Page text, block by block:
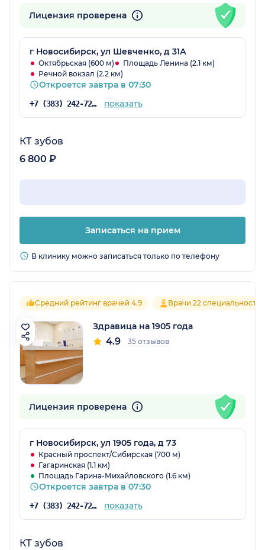
Лицензия проверена
г Новосибирск, ул Шевченко, д 31А
Октябрьская (600 м)
Площадь Ленина (2.1 км)
Речной вокзал (2.2 км)
Откроется завтра в 07:30
+7 (383) 242-72-53 показать
КТ зубов
6 800 ₽
Записаться на прием
В клинику можно записаться только по телефону
Средний рейтинг врачей 4.9 Врачи 22 специальностей
Здравица на 1905 года
4.9 35 отзывов
Лицензия проверена
г Новосибирск, ул 1905 года, д 73
Красный проспект/Сибирская (700 м)
Гагаринская (1.1 км)
Площадь Гарина-Михайловского (1.6 км)
Откроется завтра в 07:30
+7 (383) 242-72-53 показать
КТ зубов